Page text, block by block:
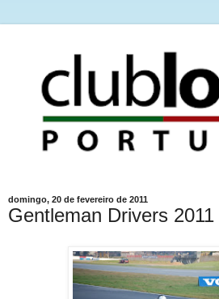
domingo, 20 de fevereiro de 2011
Gentleman Drivers 2011